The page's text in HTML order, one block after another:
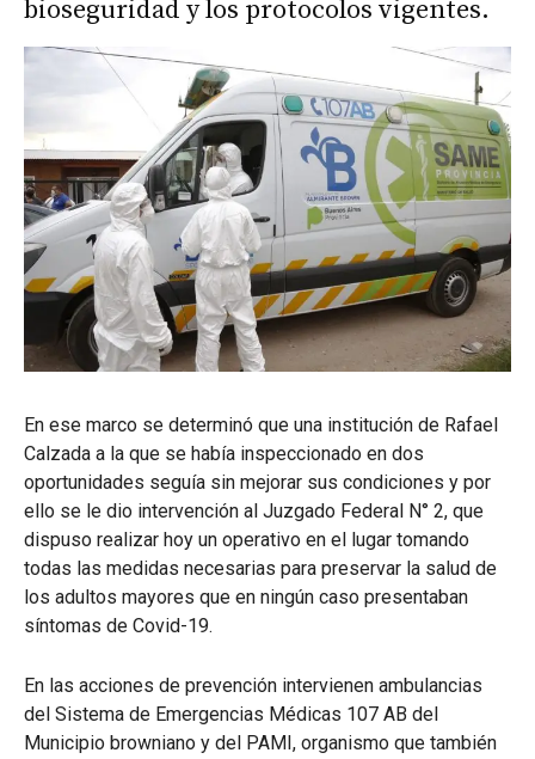
bioseguridad y los protocolos vigentes.
En ese marco se determinó que una institución de Rafael
Calzada a la que se había inspeccionado en dos
oportunidades seguía sin mejorar sus condiciones y por
ello se le dio intervención al Juzgado Federal N° 2, que
dispuso realizar hoy un operativo en el lugar tomando
todas las medidas necesarias para preservar la salud de
los adultos mayores que en ningún caso presentaban
síntomas de Covid-19.
En las acciones de prevención intervienen ambulancias
del Sistema de Emergencias Médicas 107 AB del
Municipio browniano y del PAMI, organismo que también